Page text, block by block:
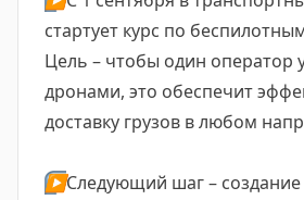
стартует курс по
Цель – чтобы один оператор
дронами, это обеспечит
доставку грузов в любом
▶️Следующий шаг –